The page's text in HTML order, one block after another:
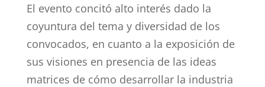
El evento concitó alto interés dado la
coyuntura del tema y diversidad de los
convocados, en cuanto a la exposición de
sus visiones en presencia de las ideas
matrices de cómo desarrollar la industria